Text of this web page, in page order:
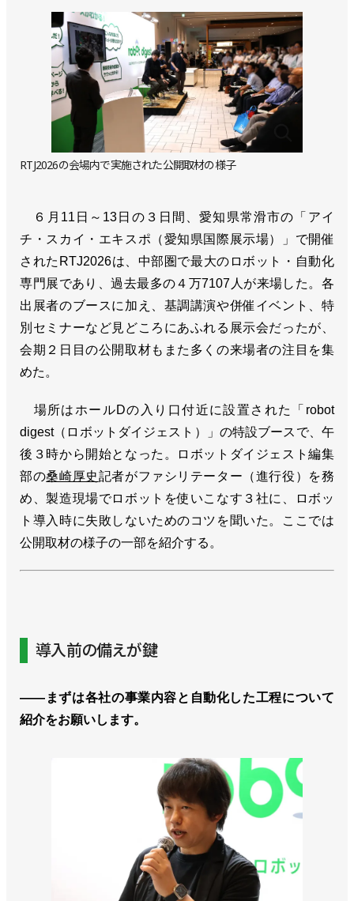
RTJ2026の会場内で実施された公開取材の様子
６月11日～13日の３日間、愛知県常滑市の「アイ
チ・スカイ・エキスポ（愛知県国際展示場）」で開催
されたRTJ2026は、中部圏で最大のロボット・自動化
専門展であり、過去最多の４万7107人が来場した。各
出展者のブースに加え、基調講演や併催イベント、特
別セミナーなど見どころにあふれる展示会だったが、
会期２日目の公開取材もまた多くの来場者の注目を集
めた。
場所はホールDの入り口付近に設置された「robot
digest（ロボットダイジェスト）」の特設ブースで、午
後３時から開始となった。ロボットダイジェスト編集
部の桑崎厚史記者がファシリテーター（進行役）を務
め、製造現場でロボットを使いこなす３社に、ロボッ
ト導入時に失敗しないためのコツを聞いた。ここでは
公開取材の様子の一部を紹介する。
導入前の備えが鍵
――まずは各社の事業内容と自動化した工程について
紹介をお願いします。